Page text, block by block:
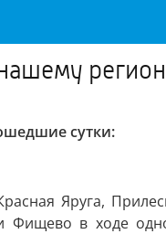
сутки:
Яруга,
Фищево в ходе